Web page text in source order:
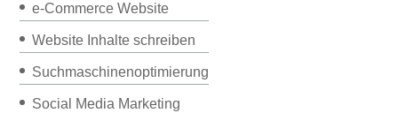
e-Commerce Website
Website Inhalte schreiben
Suchmaschinenoptimierung
Social Media Marketing